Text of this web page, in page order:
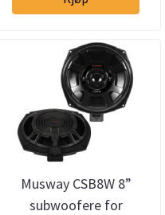
Musway CSB8W 8”
subwoofere for